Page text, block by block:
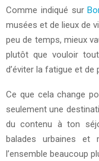
Comme indiqué sur
musées et de lieux de
peu de temps, mieux
plutôt que vouloir
d’éviter la fatigue et de
Ce que cela change
seulement une
du contenu à ton
balades urbaines et
l’ensemble beaucoup